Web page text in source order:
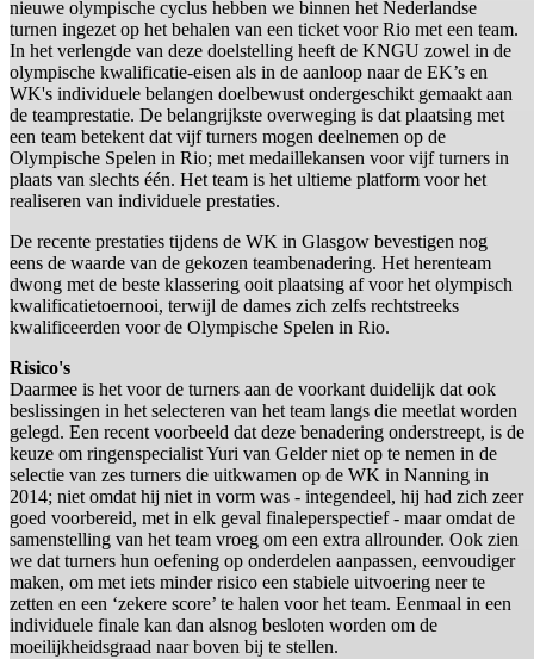
nieuwe olympische cyclus hebben we binnen het Nederlandse
turnen ingezet op het behalen van een ticket voor Rio met een team.
In het verlengde van deze doelstelling heeft de KNGU zowel in de
olympische kwalificatie-eisen als in de aanloop naar de EK’s en
WK's individuele belangen doelbewust ondergeschikt gemaakt aan
de teamprestatie. De belangrijkste overweging is dat plaatsing met
een team betekent dat vijf turners mogen deelnemen op de
Olympische Spelen in Rio; met medaillekansen voor vijf turners in
plaats van slechts één. Het team is het ultieme platform voor het
realiseren van individuele prestaties.
De recente prestaties tijdens de WK in Glasgow bevestigen nog
eens de waarde van de gekozen teambenadering. Het herenteam
dwong met de beste klassering ooit plaatsing af voor het olympisch
kwalificatietoernooi, terwijl de dames zich zelfs rechtstreeks
kwalificeerden voor de Olympische Spelen in Rio.
Risico's
Daarmee is het voor de turners aan de voorkant duidelijk dat ook
beslissingen in het selecteren van het team langs die meetlat worden
gelegd. Een recent voorbeeld dat deze benadering onderstreept, is de
keuze om ringenspecialist Yuri van Gelder niet op te nemen in de
selectie van zes turners die uitkwamen op de WK in Nanning in
2014; niet omdat hij niet in vorm was - integendeel, hij had zich zeer
goed voorbereid, met in elk geval finaleperspectief - maar omdat de
samenstelling van het team vroeg om een extra allrounder. Ook zien
we dat turners hun oefening op onderdelen aanpassen, eenvoudiger
maken, om met iets minder risico een stabiele uitvoering neer te
zetten en een ‘zekere score’ te halen voor het team. Eenmaal in een
individuele finale kan dan alsnog besloten worden om de
moeilijkheidsgraad naar boven bij te stellen.